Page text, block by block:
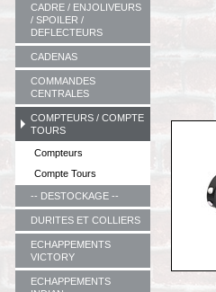
CADRE / ENJOLIVEURS
/ SPOILER /
DEFLECTEURS
CADENAS
COMMANDES
CENTRALES
COMPTEURS / COMPTE
TOURS
Compteurs
Compte Tours
-- DESTOCKAGE --
DURITES ET COLLIERS
ECHAPPEMENTS
VICTORY
ECHAPPEMENTS